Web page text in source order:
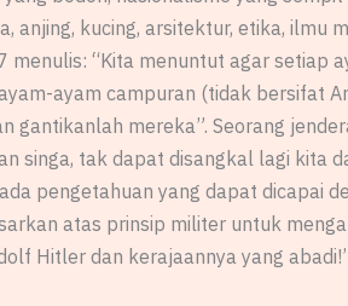
anjing, kucing, arsitektur, etika, ilmu
menulis: “Kita menuntut agar setiap
ayam campuran (tidak bersifat
gantikanlah mereka”. Seorang
singa, tak dapat disangkal lagi kita
pengetahuan yang dapat dicapai
atas prinsip militer untuk
Hitler dan kerajaannya yang